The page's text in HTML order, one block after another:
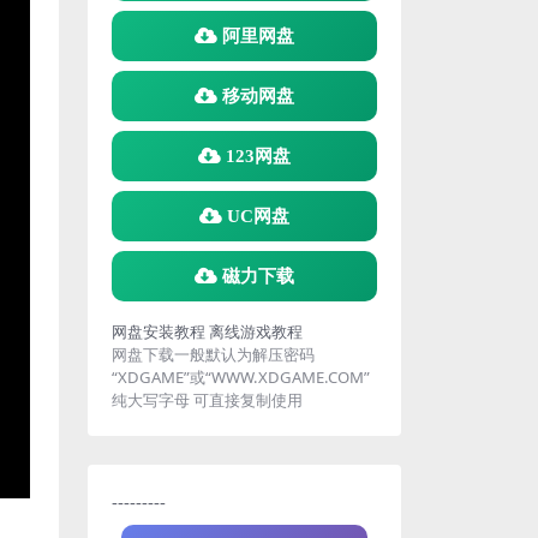
阿里网盘
移动网盘
123网盘
UC网盘
磁力下载
网盘安装教程 离线游戏教程
网盘下载一般默认为解压密码
“XDGAME”或“WWW.XDGAME.COM”
纯大写字母 可直接复制使用
---------